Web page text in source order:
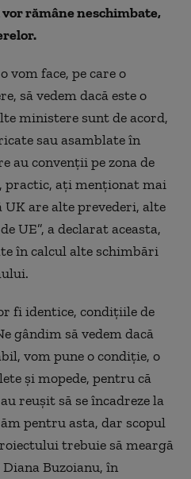
rămâne neschimbate,
vom face, pe care o
să vedem dacă este o
ministere sunt de acord,
sau asamblate în
au convenţii pe zona de
practic, aţi menţionat mai
UK are alte prevederi, alte
UE”, a declarat aceasta,
în calcul alte schimbări
fi identice, condiţiile de
gândim să vedem dacă
vom pune o condiţie, o
şi mopede, pentru că
reuşit să se încadreze la
pentru asta, dar scopul
trebuie să meargă
Buzoianu, în